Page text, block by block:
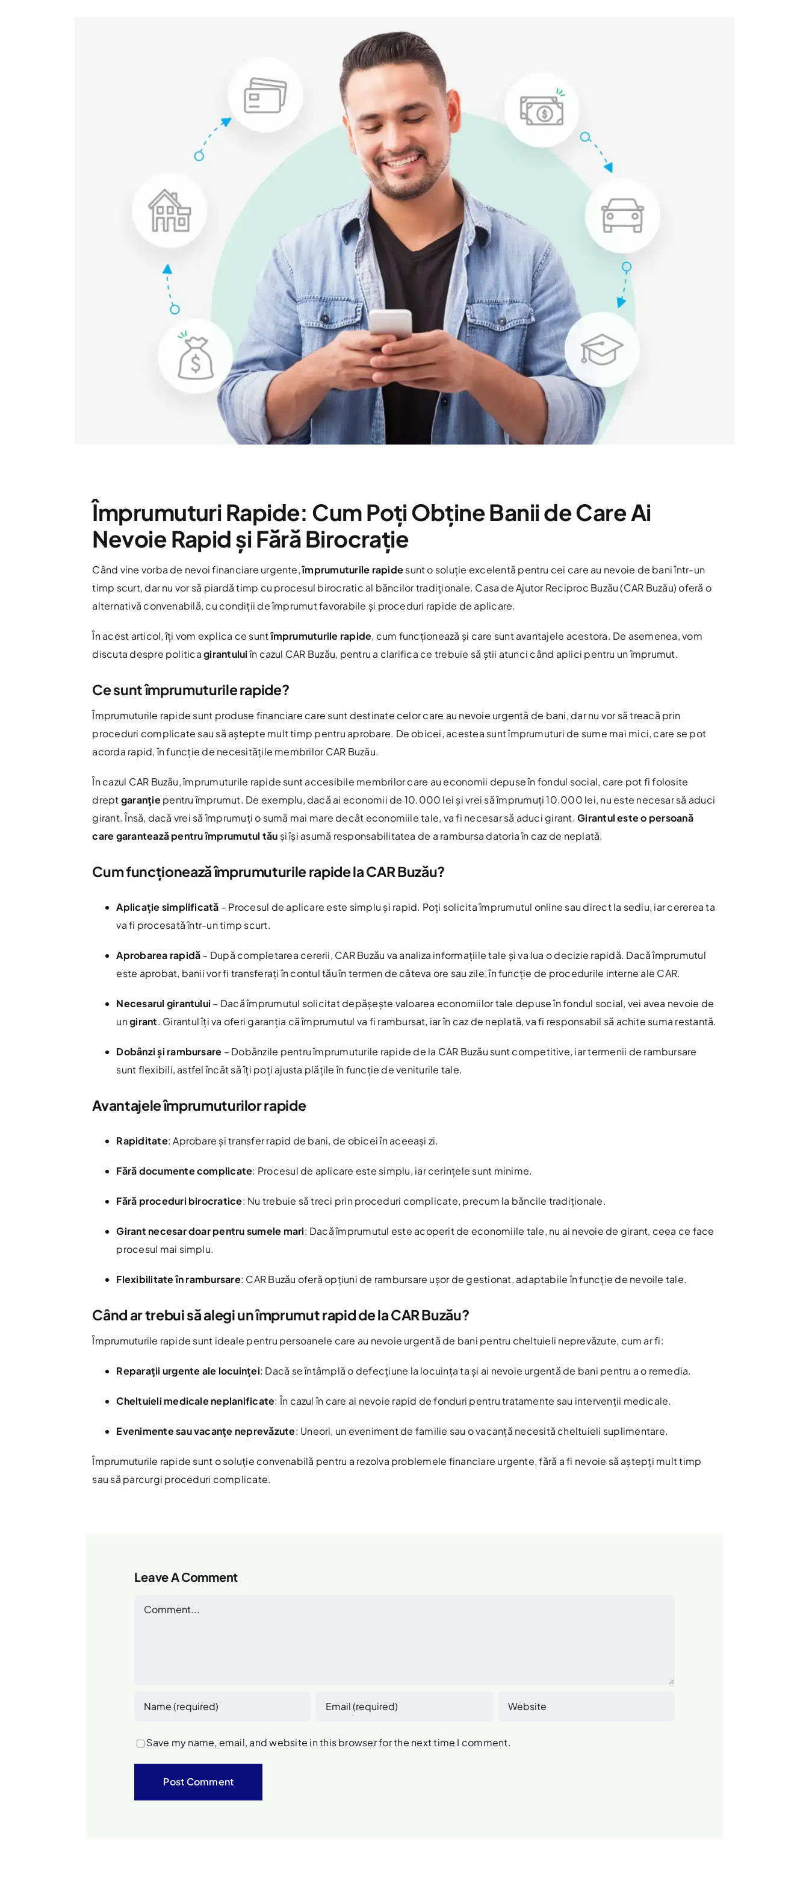
Împrumuturi Rapide: Cum Poți Obține Banii de Care Ai
Nevoie Rapid și Fără Birocrație
Când vine vorba de nevoi financiare urgente,împrumuturile rapidesunt o soluție excelentă pentru cei care au nevoie de bani într-un
timp scurt, dar nu vor să piardă timp cu procesul birocratic al băncilor tradiționale. Casa de Ajutor Reciproc Buzău (CAR Buzău) oferă o
alternativă convenabilă, cu condiții de împrumut favorabile și proceduri rapide de aplicare.
În acest articol, îți vom explica ce suntîmprumuturile rapide, cum funcționează și care sunt avantajele acestora. De asemenea, vom
discuta despre politicagirantuluiîn cazul CAR Buzău, pentru a clarifica ce trebuie să știi atunci când aplici pentru un împrumut.
Ce sunt împrumuturile rapide?
Împrumuturile rapide sunt produse financiare care sunt destinate celor care au nevoie urgentă de bani, dar nu vor să treacă prin
proceduri complicate sau să aștepte mult timp pentru aprobare. De obicei, acestea sunt împrumuturi de sume mai mici, care se pot
acorda rapid, în funcție de necesitățile membrilor CAR Buzău.
În cazul CAR Buzău, împrumuturile rapide sunt accesibile membrilor care au economii depuse în fondul social, care pot fi folosite
dreptgaranțiepentru împrumut. De exemplu, dacă ai economii de 10.000 lei și vrei să împrumuți 10.000 lei, nu este necesar să aduci
girant. Însă, dacă vrei să împrumuți o sumă mai mare decât economiile tale, va fi necesar să aduci girant.Girantul este o persoană
care garantează pentru împrumutul tău și își asumă responsabilitatea de a rambursa datoria în caz de neplată.
Cum funcționează împrumuturile rapide la CAR Buzău?
Aplicație simplificată – Procesul de aplicare este simplu și rapid. Poți solicita împrumutul online sau direct la sediu, iar cererea ta
va fi procesată într-un timp scurt.
Aprobarea rapidă– După completarea cererii, CAR Buzău va analiza informațiile tale și va lua o decizie rapidă. Dacă împrumutul
este aprobat, banii vor fi transferați în contul tău în termen de câteva ore sau zile, în funcție de procedurile interne ale CAR.
Necesarul girantului – Dacă împrumutul solicitat depășește valoarea economiilor tale depuse în fondul social, vei avea nevoie de
ungirant. Girantul îți va oferi garanția că împrumutul va fi rambursat, iar în caz de neplată, va fi responsabil să achite suma restantă.
Dobânzi și rambursare – Dobânzile pentru împrumuturile rapide de la CAR Buzău sunt competitive, iar termenii de rambursare
sunt flexibili, astfel încât să îți poți ajusta plățile în funcție de veniturile tale.
Avantajele împrumuturilor rapide
Rapiditate: Aprobare și transfer rapid de bani, de obicei în aceeași zi.
Fără documente complicate: Procesul de aplicare este simplu, iar cerințele sunt minime.
Fără proceduri birocratice: Nu trebuie să treci prin proceduri complicate, precum la băncile tradiționale.
Girant necesar doar pentru sumele mari: Dacă împrumutul este acoperit de economiile tale, nu ai nevoie de girant, ceea ce face
procesul mai simplu.
Flexibilitate în rambursare: CAR Buzău oferă opțiuni de rambursare ușor de gestionat, adaptabile în funcție de nevoile tale.
Când ar trebui să alegi un împrumut rapid de la CAR Buzău?
Împrumuturile rapide sunt ideale pentru persoanele care au nevoie urgentă de bani pentru cheltuieli neprevăzute, cum ar fi:
Reparații urgente ale locuinței: Dacă se întâmplă o defecțiune la locuința ta și ai nevoie urgentă de bani pentru a o remedia.
Cheltuieli medicale neplanificate: În cazul în care ai nevoie rapid de fonduri pentru tratamente sau intervenții medicale.
Evenimente sau vacanțe neprevăzute: Uneori, un eveniment de familie sau o vacanță necesită cheltuieli suplimentare.
Împrumuturile rapide sunt o soluție convenabilă pentru a rezolva problemele financiare urgente, fără a fi nevoie să aștepți mult timp
sau să parcurgi proceduri complicate.
Leave A Comment
Comment
Save my name, email, and website in this browser for the next time I comment.